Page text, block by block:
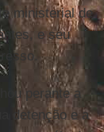
ministerial de
e seu
perante a
detenção e a